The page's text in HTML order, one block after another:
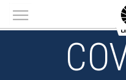
Main menu